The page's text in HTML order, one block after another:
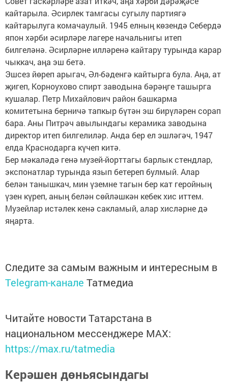
кайтарыла. Әсирлек тамгасы сугылу партиягә
кайтарылуга комачаулый. 1945 елның көзендә Себердә
япон хәрби әсирләре лагере начальнигы итеп
билгеләнә. Әсирләрне илләренә кайтару турында карар
чыккач, аңа эш бетә.
Эшсез йөреп арыгач, Әл-бәденгә кайтырга була. Аңа, ат
җигеп, Корноухово спирт заводына бәрәңге ташырга
кушалар. Петр Михайлович район башкарма
комитетына берничә тапкыр бүтән эш бирүләрен сорап
бара. Аны Питрәч авылындагы керамика заводына
директор итеп билгелиләр. Анда бер ел эшләгәч, 1947
елда Краснодарга күчеп китә.
Бер мәкаләдә генә музей-йорттагы барлык стендлар,
экспонатлар турында язып бетереп булмый. Алар
белән танышкач, мин үземне тагын бер кат геройның
үзен күреп, аның белән сөйләшкән кебек хис иттем.
Музейлар истәлек кенә сакламый, алар хисләрне дә
яңарта.
Следите за самым важным и интересным в
Telegram-канале Татмедиа
Читайте новости Татарстана в
национальном мессенджере MАХ:
https://max.ru/tatmedia
Керәшен дөньясындагы